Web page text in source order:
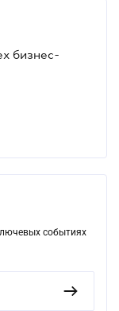
бизнес-
событиях